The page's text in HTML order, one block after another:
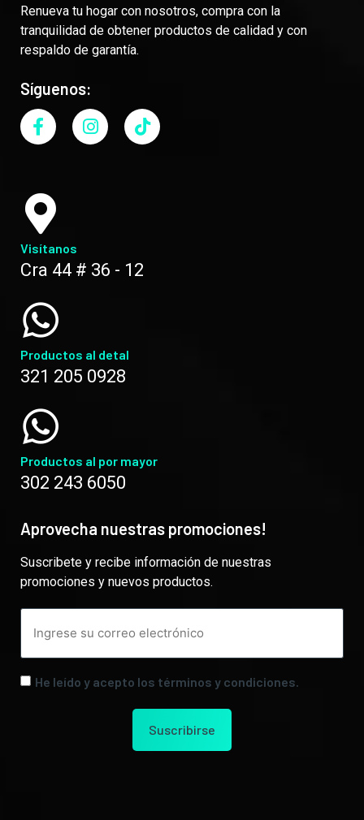
Renueva tu hogar con nosotros, compra con la
tranquilidad de obtener productos de calidad y con
respaldo de garantía.
Síguenos:
Visítanos
Cra 44 # 36 - 12
Productos al detal
321 205 0928
Productos al por mayor
302 243 6050
Aprovecha nuestras promociones!
Suscribete y recibe información de nuestras
promociones y nuevos productos.
He leído y acepto los términos y condiciones.